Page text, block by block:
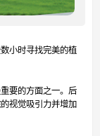
小时寻找完美的植
要的方面之一。后
视觉吸引力并增加